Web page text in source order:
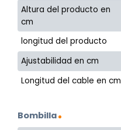
Altura del producto en
cm
longitud del producto
Ajustabilidad en cm
Longitud del cable en cm
Bombilla